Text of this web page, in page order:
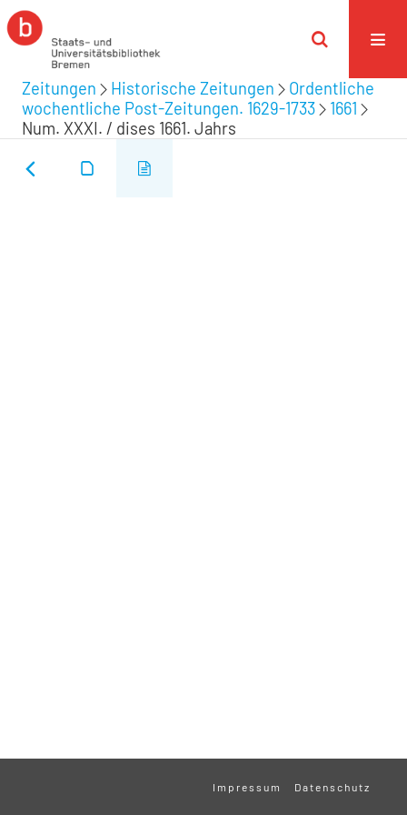
Zeitungen Historische Zeitungen
Ordentliche
wochentliche Post-Zeitungen. 1629-1733
1661
Num. XXXI. / dises 1661. Jahrs
Impressum Datenschutz